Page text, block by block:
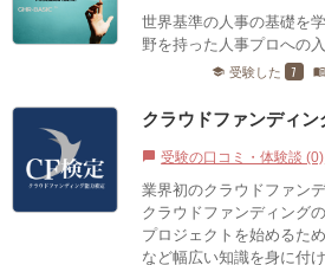
世界基準の人事の基礎を
野を持った人事プロへの入
school 受験した 7 menu_book
クラウドファンディン
chat_bubble 受験の口コミ・体験談 (0)
業界初のクラウドファン
クラウドファンディング
プロジェクトを始めるた
など幅広い知識を身に付